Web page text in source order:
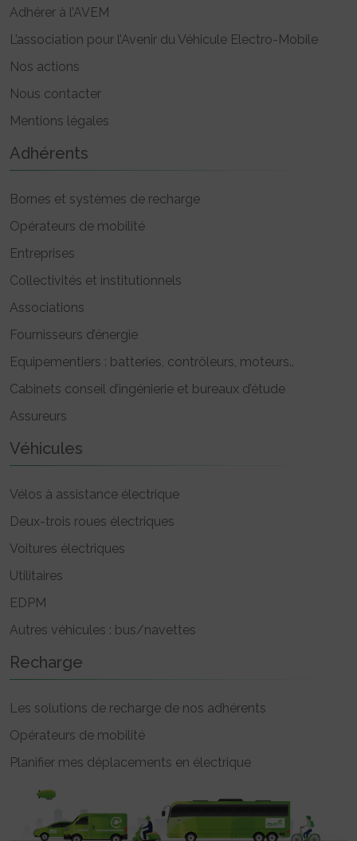
Adhérer à l’AVEM
L’association pour l’Avenir du Véhicule Electro-Mobile
Nos actions
Nous contacter
Mentions légales
Adhérents
Bornes et systèmes de recharge
Opérateurs de mobilité
Entreprises
Collectivités et institutionnels
Associations
Fournisseurs d’énergie
Equipementiers : batteries, contrôleurs, moteurs..
Cabinets conseil d’ingénierie et bureaux d’étude
Assureurs
Véhicules
Vélos à assistance électrique
Deux-trois roues électriques
Voitures électriques
Utilitaires
EDPM
Autres véhicules : bus/navettes
Recharge
Les solutions de recharge de nos adhérents
Opérateurs de mobilité
Planifier mes déplacements en électrique